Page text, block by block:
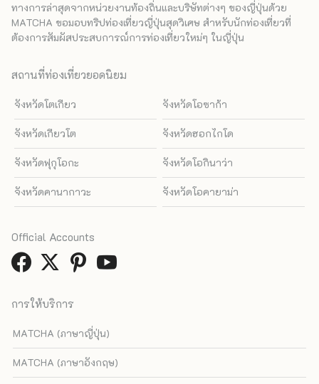
ทางการล่าสุดจากหน่วยงานท้องถิ่นและบริษัทต่างๆ ของญี่ปุ่นด้วย
MATCHA ขอมอบทริปท่องเที่ยวญี่ปุ่นสุดวิเศษ สำหรับนักท่องเที่ยวที่
ต้องการสัมผัสประสบการณ์การท่องเที่ยวใหม่ๆ ในญี่ปุ่น
สถานที่ท่องเที่ยวยอดนิยม
จังหวัดโตเกียว จังหวัดโอซาก้า
จังหวัดเกียวโต จังหวัดฮอกไกโด
จังหวัดฟุกุโอกะ จังหวัดโอกินาว่า
จังหวัดคานากาวะ จังหวัดโอคายาม่า
การให้บริการ
MATCHA (ภาษาญี่ปุ่น)
MATCHA (ภาษาอังกฤษ)
Official Accounts